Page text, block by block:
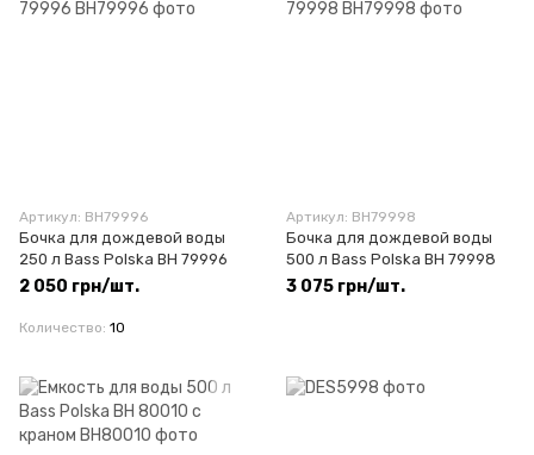
Артикул: BH79996
Бочка для дождевой воды
250 л Bass Polska BH 79996
2 050 грн/шт.
Количество 10
Артикул: BH79998
Бочка для дождевой воды
500 л Bass Polska BH 79998
3 075 грн/шт.